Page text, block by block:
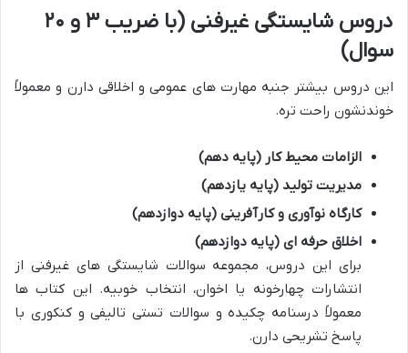
دروس شایستگی غیرفنی (با ضریب ۳ و ۲۰
سوال)
این دروس بیشتر جنبه مهارت های عمومی و اخلاقی دارن و معمولاً
خوندنشون راحت تره.
الزامات محیط کار (پایه دهم)
مدیریت تولید (پایه یازدهم)
کارگاه نوآوری و کارآفرینی (پایه دوازدهم)
اخلاق حرفه ای (پایه دوازدهم)
برای این دروس، مجموعه سوالات شایستگی های غیرفنی از
انتشارات چهارخونه یا اخوان، انتخاب خوبیه. این کتاب ها
معمولاً درسنامه چکیده و سوالات تستی تالیفی و کنکوری با
پاسخ تشریحی دارن.